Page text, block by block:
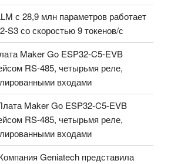
с 28,9 млн параметров работает
S3 со скоростью 9 токенов/с
Maker Go ESP32-C5-EVB
RS-485, четырьмя реле,
входами
Maker Go ESP32-C5-EVB
RS-485, четырьмя реле,
входами
Geniatech представила